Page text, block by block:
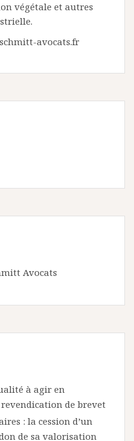
végétale et autres
avocats.fr
Avocats
à agir en
de brevet
: la cession d’un
de sa valorisation